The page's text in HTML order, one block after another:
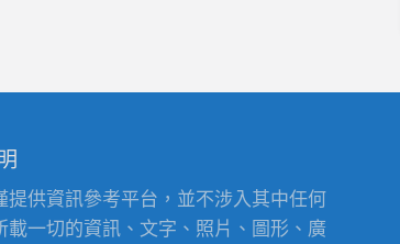
提供資訊參考平台，並不涉入其中任何
載一切的資訊、文字、照片、圖形、廣